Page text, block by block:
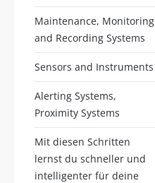
Maintenance, Monitoring
and Recording Systems
Sensors and Instruments
Alerting Systems,
Proximity Systems
Mit diesen Schritten
lernst du schneller und
intelligenter für deine